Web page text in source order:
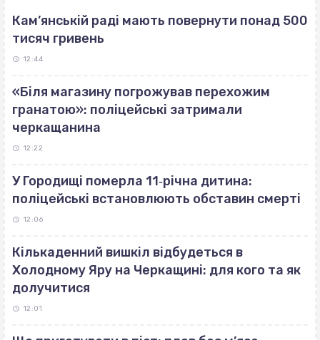
Кам’янській раді мають повернути понад 500
тисяч гривень
12:44
«Біля магазину погрожував перехожим
гранатою»: поліцейські затримали
черкащанина
12:22
У Городищі померла 11‐річна дитина:
поліцейські встановлюють обставин смерті
12:06
Кількаденний вишкіл відбудеться в
Холодному Яру на Черкащині: для кого та як
долучитися
12:01